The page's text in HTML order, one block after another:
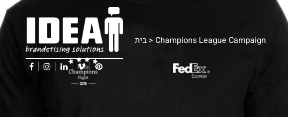
facebookinstagram
linkedin
vimeopinterest
בית > Champions League Campaign